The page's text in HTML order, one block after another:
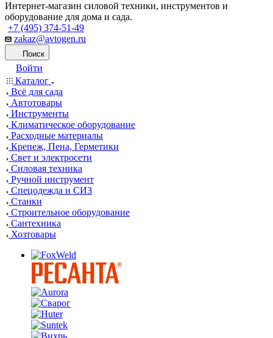
Интернет-магазин силовой техники, инструментов и
оборудование для дома и сада.
+7 (495) 374-51-49
zakaz@avtogen.ru
Поиск
Войти
Каталог
Всё для сада
Автотовары
Инструменты
Климатическое оборудование
Расходные материалы
Крепеж, Пена, Герметики
Свет и электросети
Силовая техника
Ручной инструмент
Спецодежда и СИЗ
Станки
Строительное оборудование
Сантехника
Хозтовары